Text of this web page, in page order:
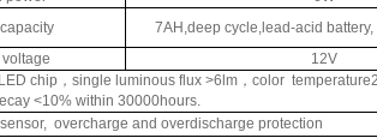
7AH,deep cycle,lead-acid
12V
chip ，single luminous flux >6lm ，color
<10% within 30000hours.
overcharge and overdischarge protection